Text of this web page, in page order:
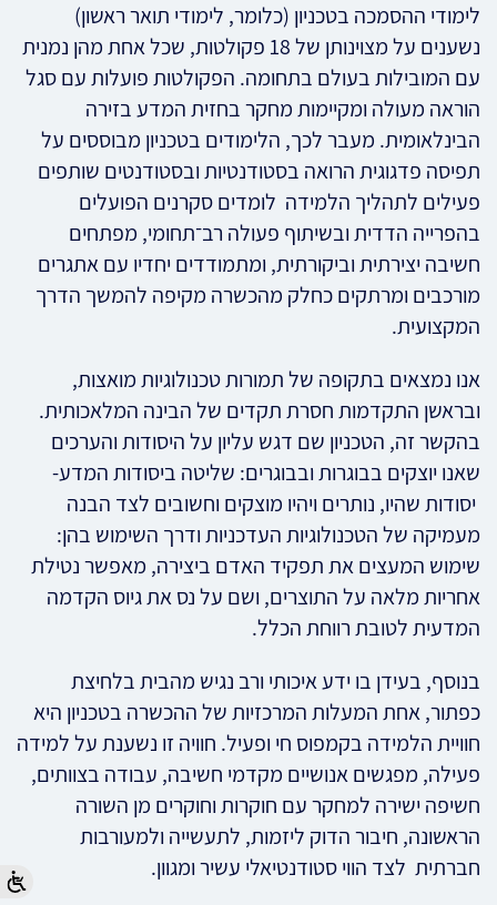
לימודי ההסמכה בטכניון (כלומר, לימודי תואר ראשון)
נשענים על מצוינותן של 18 פקולטות, שכל אחת מהן נמנית
עם המובילות בעולם בתחומה. הפקולטות פועלות עם סגל
הוראה מעולה ומקיימות מחקר בחזית המדע בזירה
הבינלאומית. מעבר לכך, הלימודים בטכניון מבוססים על
תפיסה פדגוגית הרואה בסטודנטיות ובסטודנטים שותפים
פעילים לתהליך הלמידה לומדים סקרנים הפועלים
בהפרייה הדדית ובשיתוף פעולה רב־תחומי, מפתחים
חשיבה יצירתית וביקורתית, ומתמודדים יחדיו עם אתגרים
מורכבים ומרתקים כחלק מהכשרה מקיפה להמשך הדרך
המקצועית.
אנו נמצאים בתקופה של תמורות טכנולוגיות מואצות,
ובראשן התקדמות חסרת תקדים של הבינה המלאכותית.
בהקשר זה, הטכניון שם דגש עליון על היסודות והערכים
שאנו יוצקים בבוגרות ובבוגרים: שליטה ביסודות המדע-
יסודות שהיו, נותרים ויהיו מוצקים וחשובים לצד הבנה
מעמיקה של הטכנולוגיות העדכניות ודרך השימוש בהן:
שימוש המעצים את תפקיד האדם ביצירה, מאפשר נטילת
אחריות מלאה על התוצרים, ושם על נס את גיוס הקדמה
המדעית לטובת רווחת הכלל.
בנוסף, בעידן בו ידע איכותי ורב נגיש מהבית בלחיצת
כפתור, אחת המעלות המרכזיות של ההכשרה בטכניון היא
חוויית הלמידה בקמפוס חי ופעיל. חוויה זו נשענת על למידה
פעילה, מפגשים אנושיים מקדמי חשיבה, עבודה בצוותים,
חשיפה ישירה למחקר עם חוקרות וחוקרים מן השורה
הראשונה, חיבור הדוק ליזמות, לתעשייה ולמעורבות
חברתית לצד הווי סטודנטיאלי עשיר ומגוון.